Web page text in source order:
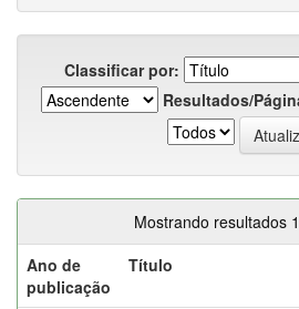
Classificar por:
Resultados/
Mostrando resultados
Ano de
publicação
Título